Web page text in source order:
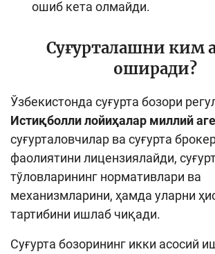
ошиб кета олмайди.
Суғурталашни ким
оширади?
Ўзбекистонда суғурта бозори
Истиқболли лойиҳалар миллий
суғурталовчилар ва суғурта
фаолиятини лицензиялайди,
тўловларининг нормативлари ва
механизмларини, ҳамда уларни
тартибини ишлаб чиқади.
Суғурта бозорининг икки асосий